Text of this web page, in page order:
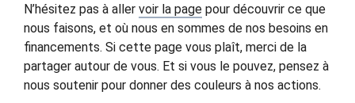
N’hésitez pas à aller voir la page pour découvrir ce que
nous faisons, et où nous en sommes de nos besoins en
financements. Si cette page vous plaît, merci de la
partager autour de vous. Et si vous le pouvez, pensez à
nous soutenir pour donner des couleurs à nos actions.